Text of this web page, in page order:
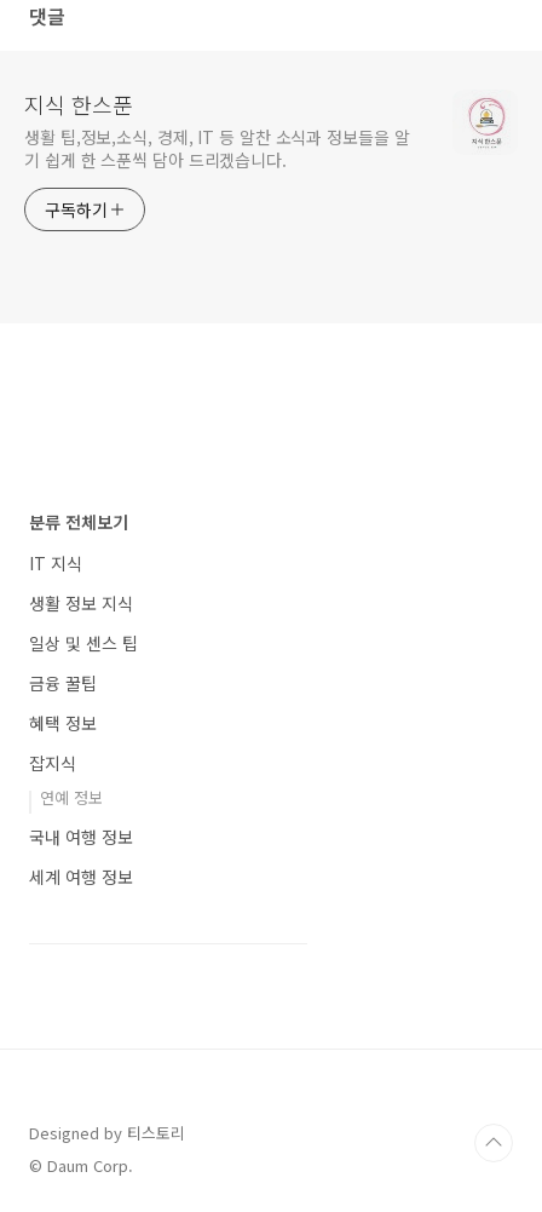
댓글
지식 한스푼
생활 팁,정보,소식, 경제, IT 등 알찬 소식과 정보들을 알
기 쉽게 한 스푼씩 담아 드리겠습니다.
구독하기
분류 전체보기
IT 지식
생활 정보 지식
일상 및 센스 팁
금융 꿀팁
혜택 정보
잡지식
연예 정보
국내 여행 정보
세계 여행 정보
Designed by 티스토리
© Daum Corp.